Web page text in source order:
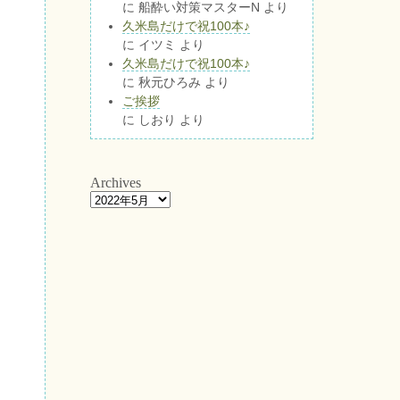
に 船酔い対策マスターN より
久米島だけで祝100本♪
に イツミ
より
久米島だけで祝100本♪
に 秋元ひろみ より
ご挨拶
に しおり より
Archives